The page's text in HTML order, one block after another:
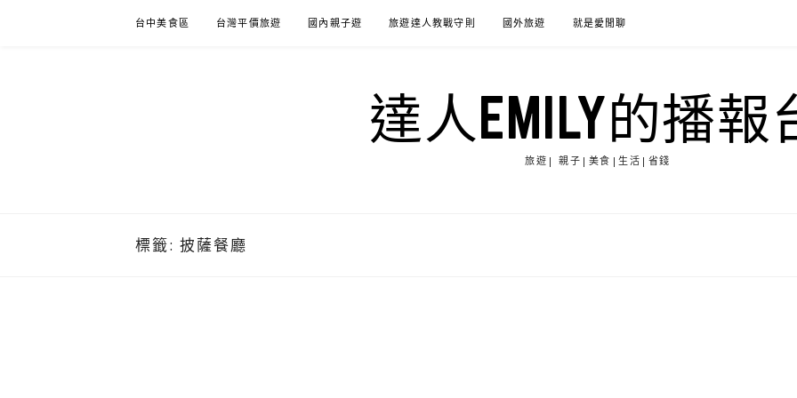
台中美食區 台灣平價旅遊 國內親子遊 旅遊達人教戰守則 國外旅遊 就是愛閒聊
達人EMILY的播報
旅遊| 親子|美食|生活|省錢
標籤: 披薩餐廳